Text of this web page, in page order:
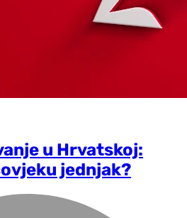
u Hrvatskoj:
jednjak?